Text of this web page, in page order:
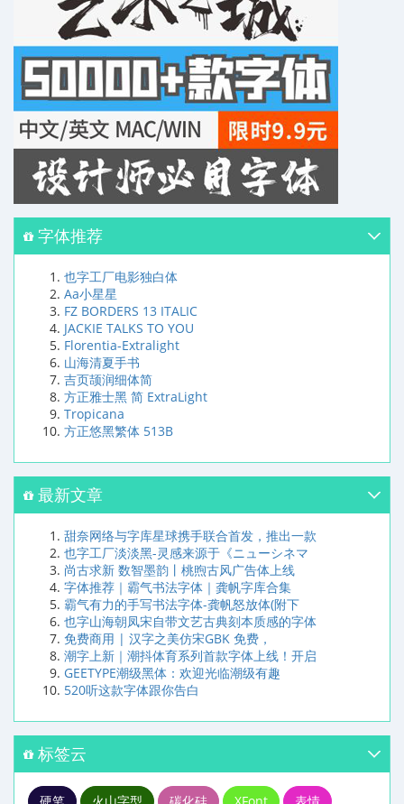
字体推荐
也字工厂电影独白体
Aa小星星
FZ BORDERS 13 ITALIC
JACKIE TALKS TO YOU
Florentia-Extralight
山海清夏手书
吉页颉润细体简
方正雅士黑 简 ExtraLight
Tropicana
方正悠黑繁体 513B
最新文章
甜奈网络与字库星球携手联合首发，推出一款
也字工厂淡淡黑-灵感来源于《ニューシネマ
尚古求新 数智墨韵丨桃煦古风广告体上线
字体推荐｜霸气书法字体｜龚帆字库合集
霸气有力的手写书法字体-龚帆怒放体(附下
也字山海朝凤宋自带文艺古典刻本质感的字体
免费商用 | 汉字之美仿宋GBK 免费，
潮字上新｜潮抖体育系列首款字体上线！开启
GEETYPE潮级黑体：欢迎光临潮级有趣
520听这款字体跟你告白
标签云